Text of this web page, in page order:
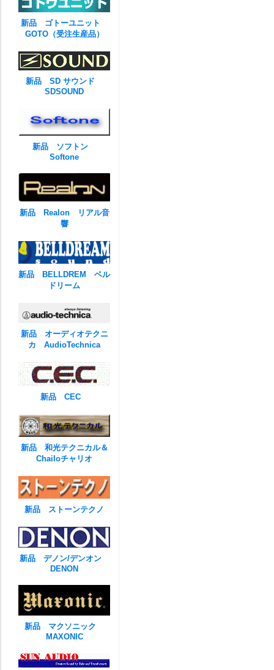
新品 ゴトーユニット
GOTO（受注生産品）
新品 SD サウンド
SDSOUND
新品 ソフトン
Softone
新品 Realon リアル音
響
新品 BELLDREM ベル
ドリーム
新品 オーディオテクニ
カ AudioTechnica
新品 CEC
新品 和光テクニカル＆
Chailoチャリオ
新品 ストーンテクノ
新品 デノン/デンオン
DENON
新品 マクソニック
MAXONIC